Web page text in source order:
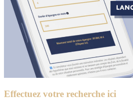
Effectuez votre recherche ici